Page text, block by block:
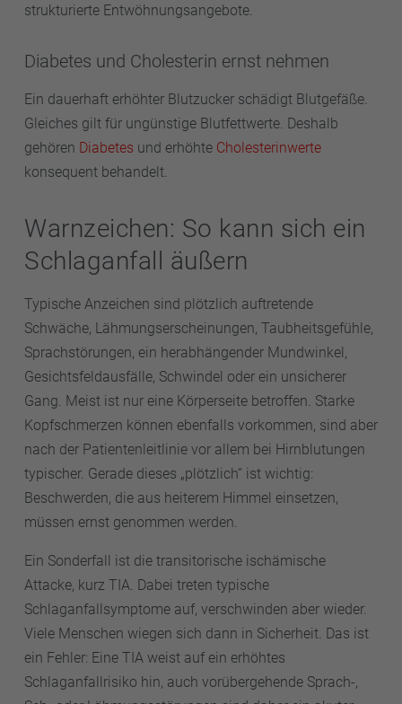
strukturierte Entwöhnungsangebote.
Diabetes und Cholesterin ernst nehmen
Ein dauerhaft erhöhter Blutzucker schädigt Blutgefäße.
Gleiches gilt für ungünstige Blutfettwerte. Deshalb
gehören Diabetes und erhöhte Cholesterinwerte
konsequent behandelt.
Warnzeichen: So kann sich ein
Schlaganfall äußern
Typische Anzeichen sind plötzlich auftretende
Schwäche, Lähmungserscheinungen, Taubheitsgefühle,
Sprachstörungen, ein herabhängender Mundwinkel,
Gesichtsfeldausfälle, Schwindel oder ein unsicherer
Gang. Meist ist nur eine Körperseite betroffen. Starke
Kopfschmerzen können ebenfalls vorkommen, sind aber
nach der Patientenleitlinie vor allem bei Hirnblutungen
typischer. Gerade dieses „plötzlich“ ist wichtig:
Beschwerden, die aus heiterem Himmel einsetzen,
müssen ernst genommen werden.
Ein Sonderfall ist die transitorische ischämische
Attacke, kurz TIA. Dabei treten typische
Schlaganfallsymptome auf, verschwinden aber wieder.
Viele Menschen wiegen sich dann in Sicherheit. Das ist
ein Fehler: Eine TIA weist auf ein erhöhtes
Schlaganfallrisiko hin, auch vorübergehende Sprach-,